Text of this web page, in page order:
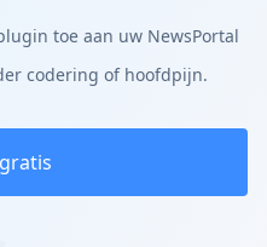
toe aan uw NewsPortal
codering of hoofdpijn.